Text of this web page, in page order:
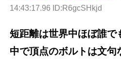
14:43:17.96 ID:R6gcSHkjd
短距離は世界中ほぼ誰で
中で頂点のボルトは文句